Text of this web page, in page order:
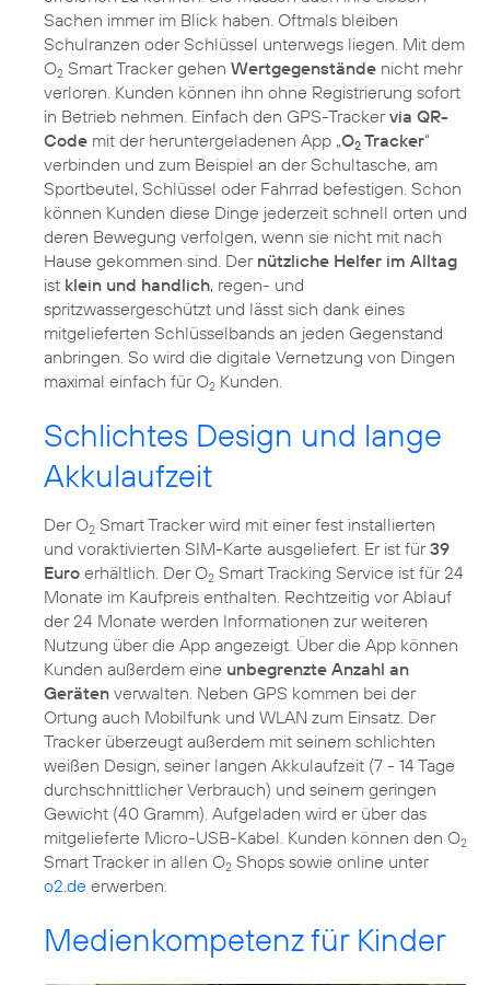
Sachen immer im Blick haben. Oftmals bleiben
Schulranzen oder Schlüssel unterwegs liegen. Mit dem
O2 Smart Tracker gehen Wertgegenstände nicht mehr
verloren. Kunden können ihn ohne Registrierung sofort
in Betrieb nehmen. Einfach den GPS-Trackervia QR-
Code mit der heruntergeladenen App „O2 Tracker“
verbinden und zum Beispiel an der Schultasche, am
Sportbeutel, Schlüssel oder Fahrrad befestigen. Schon
können Kunden diese Dinge jederzeit schnell orten und
deren Bewegung verfolgen, wenn sie nicht mit nach
Hause gekommen sind. Der nützliche Helfer im Alltag
ist klein und handlich, regen- und
spritzwassergeschützt und lässt sich dank eines
mitgelieferten Schlüsselbands an jeden Gegenstand
anbringen. So wird die digitale Vernetzung von Dingen
maximal einfach für O2 Kunden.
Schlichtes Design und lange
Akkulaufzeit
Der O2 Smart Tracker wird mit einer fest installierten
und voraktivierten SIM-Karte ausgeliefert. Er ist für39
Euro erhältlich. Der O2 Smart Tracking Service ist für 24
Monate im Kaufpreis enthalten. Rechtzeitig vor Ablauf
der 24 Monate werden Informationen zur weiteren
Nutzung über die App angezeigt. Über die App können
Kunden außerdem eine unbegrenzte Anzahl an
Geräten verwalten. Neben GPS kommen bei der
Ortung auch Mobilfunk und WLAN zum Einsatz. Der
Tracker überzeugt außerdem mit seinem schlichten
weißen Design, seiner langen Akkulaufzeit (7 - 14 Tage
durchschnittlicher Verbrauch) und seinem geringen
Gewicht (40 Gramm). Aufgeladen wird er über das
mitgelieferte Micro-USB-Kabel. Kunden können den O2
Smart Tracker in allen O2 Shops sowie online unter
o2.de erwerben.
Medienkompetenz für Kinder